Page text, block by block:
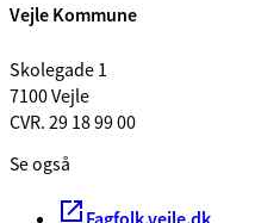
Vejle Kommune
Skolegade 1
7100 Vejle
CVR. 29 18 99 00
Se også